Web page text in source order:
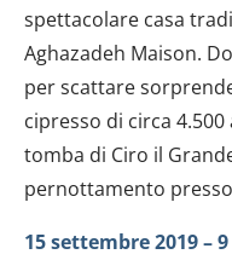
spettacolare casa
Aghazadeh Maison.
per scattare
cipresso di circa 4.500
tomba di Ciro il
pernottamento
15 settembre 2019 –